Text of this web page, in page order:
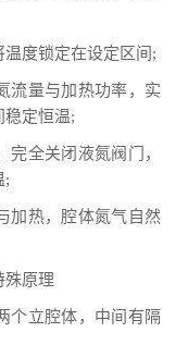
度锁定在设定区间;
量与加热功率，实
稳定恒温;
全关闭液氮阀门，
;
热，腔体氮气自然
原理
立腔体，中间有隔